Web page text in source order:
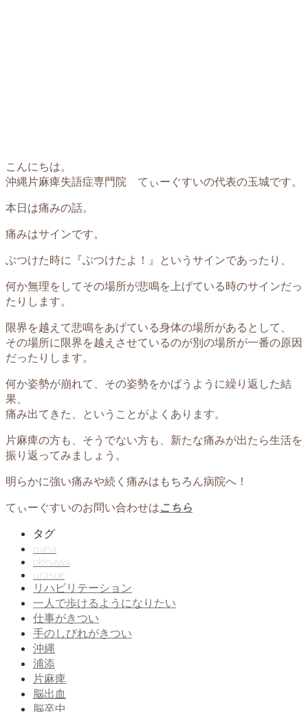
こんにちは。
沖縄片麻痺失語症専門院 てぃーぐすいの代表の玉城です。
本日は痛みの話。
痛みはサインです。
ぶつけた時に『ぶつけたよ！』というサインであったり、
何か無理をしてその場所が悲鳴を上げている時のサインだっ
たりします。
限界を越えて悲鳴をあげている身体の場所があるとして、
その場所に限界を越えさせているのが別の場所が一番の原因
だったりします。
何か姿勢が崩れて、その姿勢をかばうように繰り返した結
果、
痛み出てきた、ということがよくあります。
片麻痺の方も、そうでない方も、新たな痛みが出たら生活を
振り返ってみましょう。
明らかに強い痛みや続く痛みはもちろん病院へ！
てぃーぐすいのお問い合わせはこちら
タグ
naha
okinawa
urasoe
リハビリテーション
一人で歩けるようになりたい
仕事がきつい
手のしびれがきつい
沖縄
浦添
片麻痺
脳出血
脳卒中